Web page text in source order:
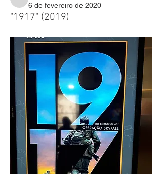
6 de fevereiro de 2020
"1917" (2019)